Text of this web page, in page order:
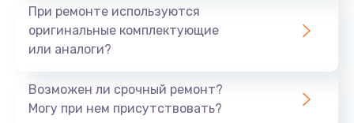
При ремонте используются
оригинальные комплектующие
или аналоги?
Возможен ли срочный ремонт?
Могу при нем присутствовать?